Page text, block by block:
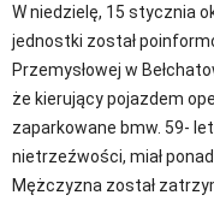
W niedzielę, 15 stycznia
jednostki został
Przemysłowej w
że kierujący pojazdem
zaparkowane bmw. 59-
nietrzeźwości, miał
Mężczyzna został